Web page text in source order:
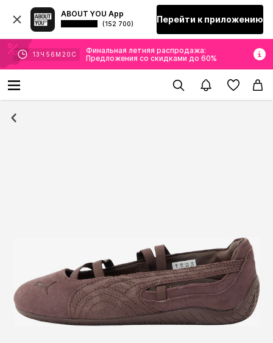
ABOUT YOU App
(152 700) Перейти к приложению
13 Ч 56 М 20 С
Финальная летняя распродажа:
Предложения со скидками до 60%